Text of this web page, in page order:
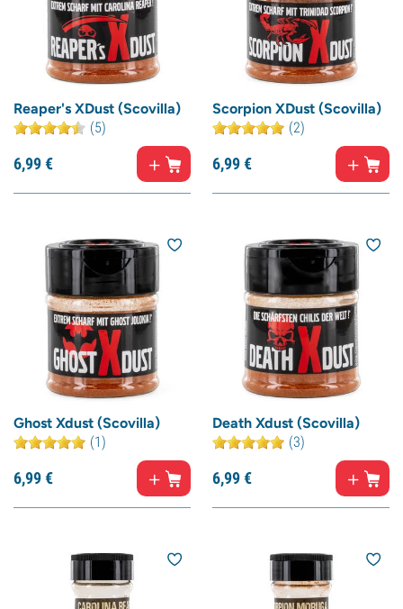
Reaper's XDust (Scovilla)
(5)
6,99€
Scorpion XDust (Scovilla)
(2)
6,99€
Ghost Xdust (Scovilla)
(1)
6,99€
Death Xdust (Scovilla)
(3)
6,99€